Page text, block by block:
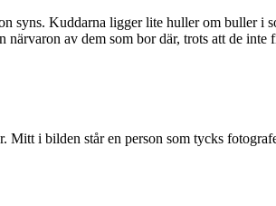
syns. Kuddarna ligger lite huller om buller i
av dem som bor där, trots att de
Mitt i bilden står en person som tycks